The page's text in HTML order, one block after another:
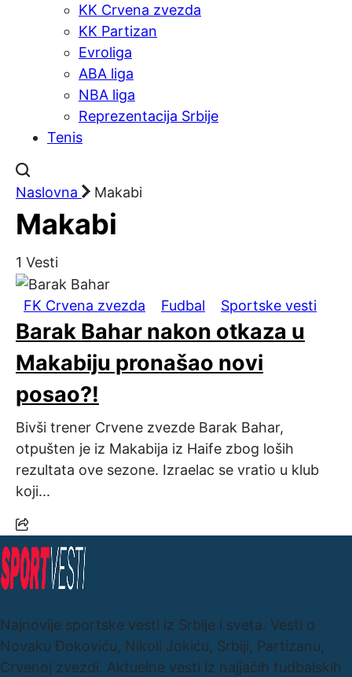
KK Crvena zvezda
KK Partizan
Evroliga
ABA liga
NBA liga
Reprezentacija Srbije
Tenis
Naslovna Makabi
Makabi
1 Vesti
FK Crvena zvezda Fudbal Sportske vesti
Barak Bahar nakon otkaza u
Makabiju pronašao novi
posao?!
Bivši trener Crvene zvezde Barak Bahar,
otpušten je iz Makabija iz Haife zbog loših
rezultata ove sezone. Izraelac se vratio u klub
koji...
Najnovije sportske vesti iz Srbije i sveta. Vesti o
Novaku Đokoviću, Nikoli Jokiću, Srbiji, Partizanu,
Crvenoj zvezdi. Aktuelne vesti iz najjačih fudbalskih